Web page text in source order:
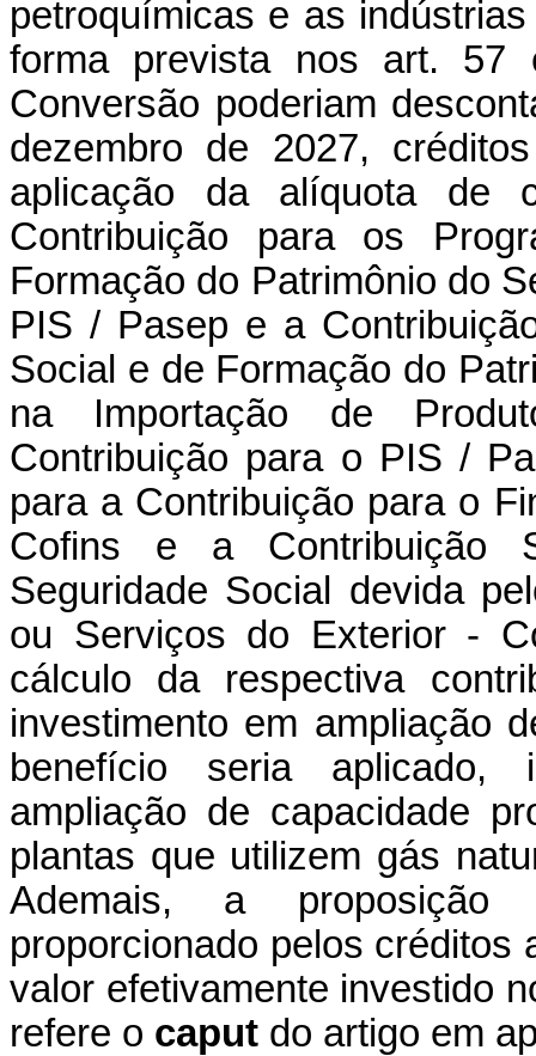
petroquímicas e as
forma prevista nos art.
Conversão poderiam
dezembro de 2027,
aplicação da alíquota de
Contribuição para os
Formação do Patrimônio do
PIS / Pasep e a
Social e de Formação do
na Importação de
Contribuição para o PIS /
para a Contribuição para o
Cofins e a Contribuição
Seguridade Social devida
ou Serviços do Exterior -
cálculo da respectiva
investimento em ampliação
benefício seria aplicado,
ampliação de capacidade
plantas que utilizem gás
Ademais, a proposição
proporcionado pelos créditos
valor efetivamente investido
refere o caput do artigo em